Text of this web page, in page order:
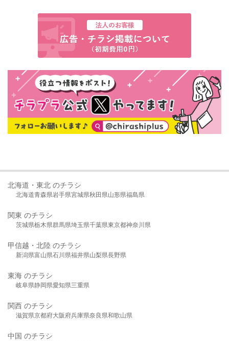
北海道・東北 のチラシ
北海道青森県岩手県宮城県秋田県山形県福島県
関東 のチラシ
茨城県栃木県群馬県埼玉県千葉県東京都神奈川県
甲信越・北陸 のチラシ
新潟県富山県石川県福井県山梨県長野県
東海 のチラシ
岐阜県静岡県愛知県三重県
関西 のチラシ
滋賀県京都府大阪府兵庫県奈良県和歌山県
中国 のチラシ